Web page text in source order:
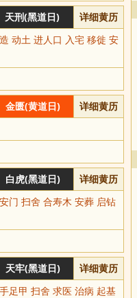
天刑(黑道日) 详细黄历
动土 进人口 入宅 移徙 安
金匮(黄道日) 详细黄历
白虎(黑道日) 详细黄历
门 扫舍 合寿木 安葬 启钻
天牢(黑道日) 详细黄历
足甲 扫舍 求医 治病 起基